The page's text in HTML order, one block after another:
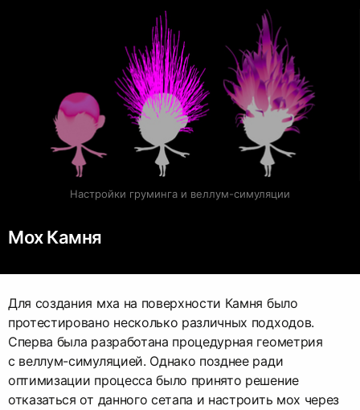
Настройки груминга и веллум-симуляции
Мох Камня
Для создания мха на поверхности Камня было
протестировано несколько различных подходов.
Сперва была разработана процедурная геометрия
с веллум-симуляцией. Однако позднее ради
оптимизации процесса было принято решение
отказаться от данного сетапа и настроить мох через